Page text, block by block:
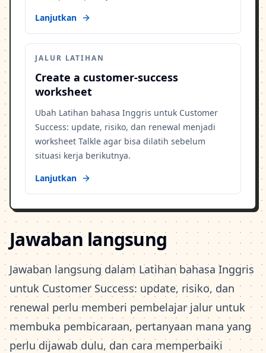
Lanjutkan
JALUR LATIHAN
Create a customer-success
worksheet
Ubah Latihan bahasa Inggris untuk Customer
Success: update, risiko, dan renewal menjadi
worksheet Talkle agar bisa dilatih sebelum
situasi kerja berikutnya.
Lanjutkan
Jawaban langsung
Jawaban langsung dalam Latihan bahasa Inggris
untuk Customer Success: update, risiko, dan
renewal perlu memberi pembelajar jalur untuk
membuka pembicaraan, pertanyaan mana yang
perlu dijawab dulu, dan cara memperbaiki